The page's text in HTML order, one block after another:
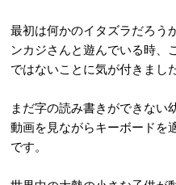
最初は何かのイタズラだろう
ンカジさんと遊んでいる時、
ではないことに気が付きました
まだ字の読み書きができない
動画を見ながらキーボードを
です。